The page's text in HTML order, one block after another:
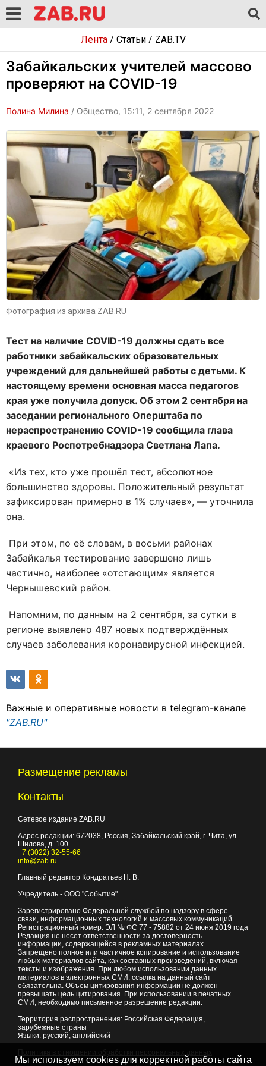
Лента/ Статьи/ ZAB.TV
Забайкальских учителей массово
проверяют на COVID-19
Полина Милина / Общество, 15:11, 2 сентября 2022
Фотография из архива ZAB.RU
Тест на наличие COVID-19 должны сдать все
работники забайкальских образовательных
учреждений для дальнейшей работы с детьми. К
настоящему времени основная масса педагогов
края уже получила допуск. Об этом 2 сентября на
заседании регионального Оперштаба по
нераспространению COVID-19 сообщила глава
краевого Роспотребнадзора Светлана Лапа.
«Из тех, кто уже прошёл тест, абсолютное
большинство здоровы. Положительный результат
зафиксирован примерно в 1% случаев», — уточнила
она.
При этом, по её словам, в восьми районах
Забайкалья тестирование завершено лишь
частично, наиболее «отстающим» является
Чернышевский район.
Напомним, по данным на 2 сентября, за сутки в
регионе выявлено 487 новых подтверждённых
случаев заболевания коронавирусной инфекцией.
Важные и оперативные новости в telegram-канале
"ZAB.RU"
Размещение рекламы
Контакты
Сетевое издание ZAB.RU
Адрес редакции: 672038 , Россия, Забайкальский край, г. Чита ул.
Шилова, д. 100
+7 (3022) 32-55-66
info@zab.ru
Главный редактор Кондратьев Н. В.
Учредитель - ООО "Событие"
Зарегистрировано Федеральной службой по надзору в сфере
связи, информационных технологий и массовых коммуникаций.
Регистрационный номер: ЭЛ № ФС 77 - 75882 от 24 июня 2019 года
Редакция не несет ответственности за достоверность
информации, содержащейся в рекламных материалах
Запрещено полное или частичное копирование и использование
любых материалов сайта, как составных произведений, включая
тексты и изображения. При любом использовании данных
материалов в электронных СМИ, ссылка на данный сайт
обязательна. Объем цитирования информации не должен
превышать цель цитирования. При использовании в печатных
СМИ, необходимо письменное разрешение редакции.
Территория распространения: Российская Федерация,
зарубежные страны
Языки: русский, английский
Мы используем cookies для корректной работы сайта